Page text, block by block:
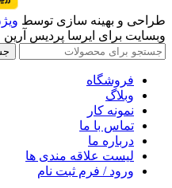
طراحی و بهینه سازی توسط
وبسایت برای ایرسا پردیس
فروشگاه
وبلاگ
نمونه کار
تماس با ما
درباره ما
لیست علاقه مندی ها
ورود / فرم ثبت نام